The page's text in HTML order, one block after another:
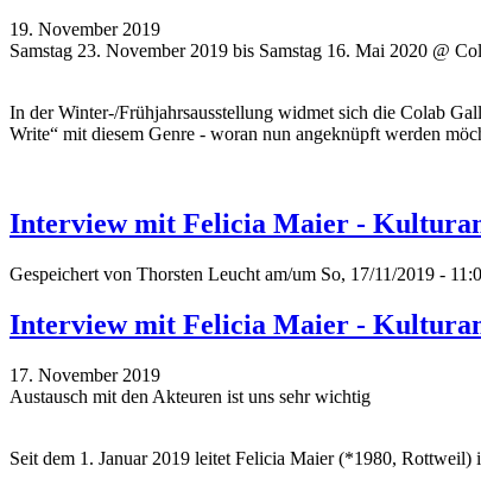
19. November 2019
Samstag 23. November 2019 bis Samstag 16. Mai 2020 @
In der Winter-/Frühjahrsausstellung widmet sich die Colab
Write“ mit diesem Genre - woran nun angeknüpft werden
Interview mit Felicia Maier -
Gespeichert von Thorsten Leucht am/um So, 17/11/2019 -
Interview mit Felicia Maier -
17. November 2019
Austausch mit den Akteuren ist uns sehr wichtig
Seit dem 1. Januar 2019 leitet Felicia Maier (*1980,